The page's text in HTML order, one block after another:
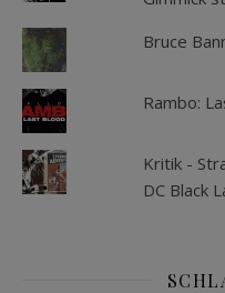
Bruce
Rambo:
Kritik -
DC Black